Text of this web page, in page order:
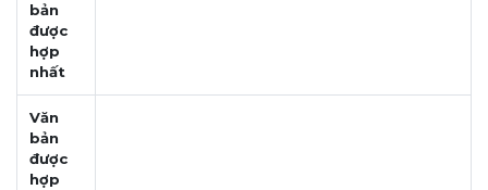
bản
được
hợp
nhất
Văn
bản
được
hợp